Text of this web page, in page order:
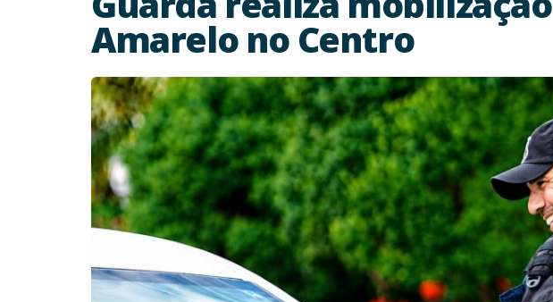
Leis
Amarelo no Centro